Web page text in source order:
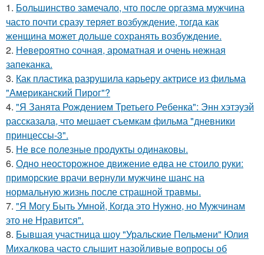
1. Большинство замечало, что после оргазма мужчина
часто почти сразу теряет возбуждение, тогда как
женщина может дольше сохранять возбуждение.
2. Невероятно сочная, ароматная и очень нежная
запеканка.
3. Как пластика разрушила карьеру актрисе из фильма
"Американский Пирог"?
4. "Я Занята Рождением Третьего Ребенка": Энн хэтэуэй
рассказала, что мешает съемкам фильма "дневники
принцессы-3".
5. Не все полезные продукты одинаковы.
6. Одно неосторожное движение едва не стоило руки:
приморские врачи вернули мужчине шанс на
нормальную жизнь после страшной травмы.
7. "Я Могу Быть Умной, Когда это Нужно, но Мужчинам
это не Нравится".
8. Бывшая участница шоу "Уральские Пельмени" Юлия
Михалкова часто слышит назойливые вопросы об